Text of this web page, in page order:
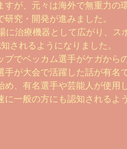
が、元々は海外で無重力の
究・開発が進みました。
に治療機器として広がり、ス
されるようになりました。
でベッカム選手がケガから
が大会で活躍した話が有名で
、有名選手や芸能人が使用
一般の方にも認知されるよ